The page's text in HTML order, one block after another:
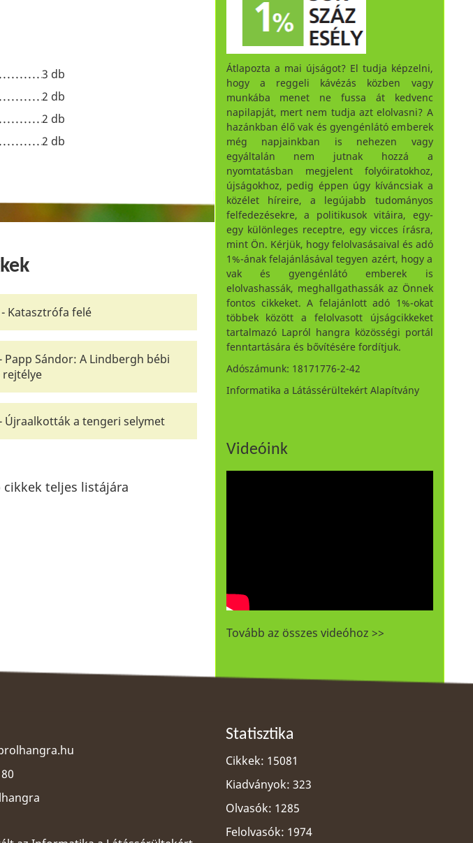
3 db
2 db
2 db
2 db
- Katasztrófa felé
Papp Sándor: A Lindbergh bébi
Újraalkották a tengeri selymet
cikkek teljes listájára
Átlapozta a mai újságot? El tudja képzelni,
hogy a reggeli kávézás közben vagy
munkába menet ne fussa át kedvenc
napilapját, mert nem tudja azt elolvasni? A
hazánkban élő vak és gyengénlátó emberek
még napjainkban is nehezen vagy
egyáltalán nem jutnak hozzá a
nyomtatásban megjelent folyóiratokhoz,
újságokhoz, pedig éppen úgy kíváncsiak a
közélet híreire, a legújabb tudományos
felfedezésekre, a politikusok vitáira, egy-
egy különleges receptre, egy vicces írásra,
mint Ön. Kérjük, hogy felolvasásaival és adó
1%-ának felajánlásával tegyen azért, hogy a
vak és gyengénlátó emberek is
elolvashassák, meghallgathassák az Önnek
fontos cikkeket. A felajánlott adó 1%-okat
többek között a felolvasott újságcikkeket
tartalmazó Lapról hangra közösségi portál
fenntartására és bővítésére fordítjuk.
Adószámunk: 18171776-2-42
Informatika a Látássérültekért Alapítvány
Videóink
Tovább az összes videóhoz >>
Statisztika
Cikkek: 15081
Kiadványok: 323
Olvasók: 1285
Felolvasók: 1974